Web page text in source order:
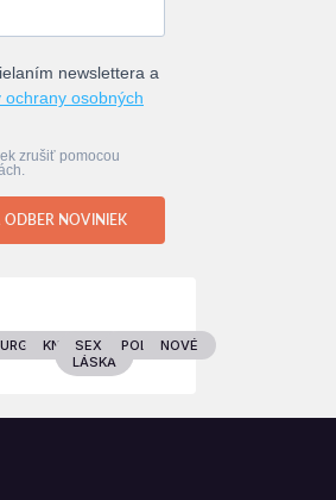
newslettera a
ochrany osobných
zrušiť pomocou
ODBER NOVINIEK
KNIHYSEX &
LÁSKA
POLITIKA
NOVÉ